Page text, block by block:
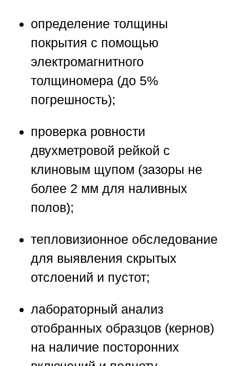
определение толщины
покрытия с помощью
электромагнитного
толщиномера (до 5%
погрешность);
проверка ровности
двухметровой рейкой с
клиновым щупом (зазоры не
более 2 мм для наливных
полов);
тепловизионное обследование
для выявления скрытых
отслоений и пустот;
лабораторный анализ
отобранных образцов (кернов)
на наличие посторонних